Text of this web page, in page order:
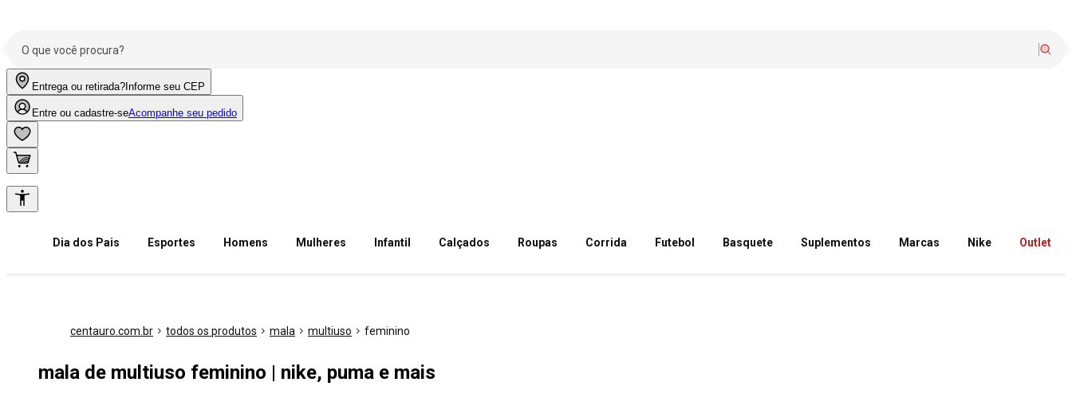
Entrega ou retirada? Informe seu CEP
Entre ou cadastre-seAcompanhe seu pedido
Dia dos Pais Esportes Homens Mulheres Infantil Calçados Roupas Corrida Futebol Basquete Suplementos Marcas Nike Outlet
centauro.com.br todos os produtos mala multiuso feminino
mala de multiuso feminino | nike, puma e mais